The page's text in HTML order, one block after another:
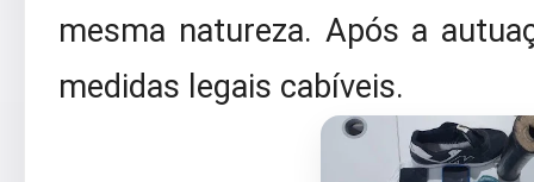
mesma natureza. Após a
medidas legais cabíveis.